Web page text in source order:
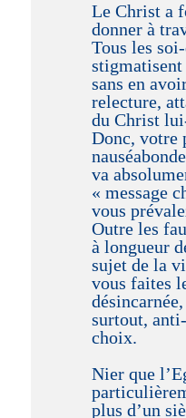
Le Christ a
donner à
Tous les
stigmatisent
sans en
relecture,
du Christ
Donc, votre
va
« message
vous
Outre les
à longueur
sujet de la
vous faites
surtout,
choix.
Nier que
plus d’un